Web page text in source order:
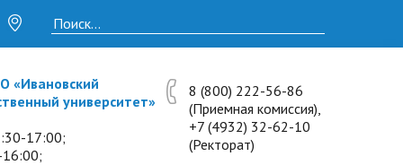
«Ивановский
университет»
17:00;
8 (800) 222-56-86
(Приемная комиссия),
+7 (4932) 32-62-10
(Ректорат)